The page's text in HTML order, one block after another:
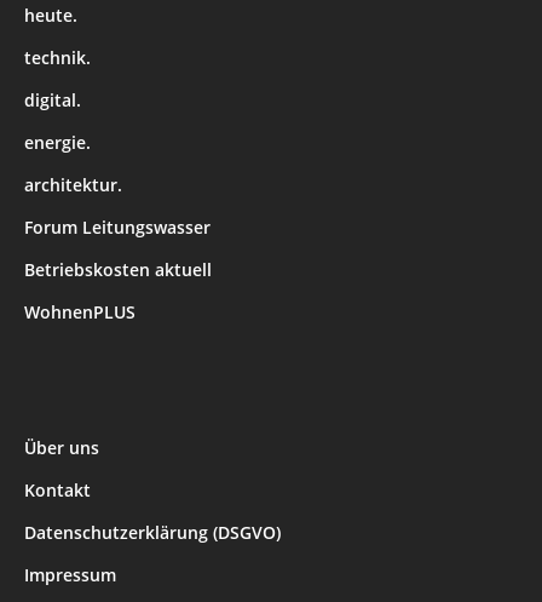
heute.
technik.
digital.
energie.
architektur.
Forum Leitungswasser
Betriebskosten aktuell
WohnenPLUS
Über uns
Kontakt
Datenschutzerklärung (DSGVO)
Impressum